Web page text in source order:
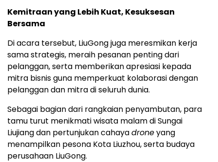
Kemitraan yang Lebih Kuat, Kesuksesan
Bersama
Di acara tersebut, LiuGong juga meresmikan kerja
sama strategis, meraih pesanan penting dari
pelanggan, serta memberikan apresiasi kepada
mitra bisnis guna memperkuat kolaborasi dengan
pelanggan dan mitra di seluruh dunia.
Sebagai bagian dari rangkaian penyambutan, para
tamu turut menikmati wisata malam di Sungai
Liujiang dan pertunjukan cahayadroneyang
menampilkan pesona Kota Liuzhou, serta budaya
perusahaan LiuGong.